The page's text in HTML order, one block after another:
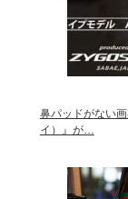
鼻パッドがない
イ）』が…